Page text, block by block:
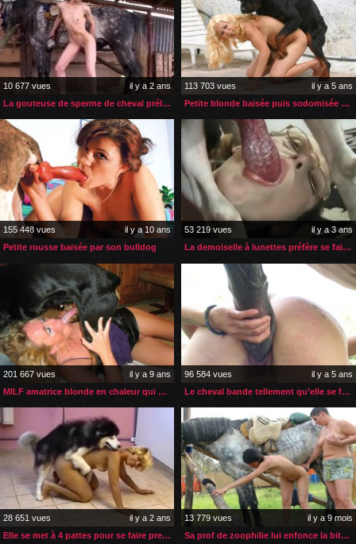
10 677 vues
il y a 2 ans
La gouteuse de sperme de cheval prélève toujours à la source
113 703 vues
il y a 5 ans
Petite blonde baisée puis sodomisée par son rottweiller
155 448 vues
il y a 10 ans
Petite rousse baisée par son bulldog
53 219 vues
il y a 3 ans
La demoiselle à lunettes préfère se faire prendre par son chien
201 667 vues
il y a 9 ans
MILF amatrice blonde en chaleur qui suce son chien
96 584 vues
il y a 5 ans
Le cheval bande tellement qu’elle se fait baise à fond
28 651 vues
il y a 2 ans
Elle se met à 4 pattes pour se faire prendre par son husky
13 779 vues
il y a 9 mois
Sa prof de zoophilie lui enfonce la bite du cheval dans le cul